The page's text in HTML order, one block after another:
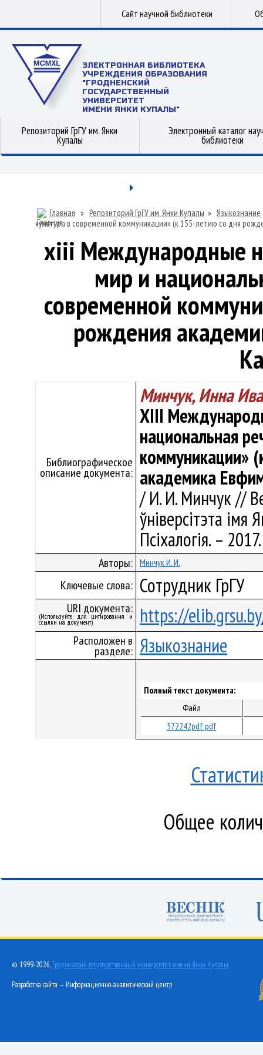
Сайт научной библиотеки
ЭЛЕКТРОННАЯ БИБЛИОТЕКА
УЧРЕЖДЕНИЯ ОБРАЗОВАНИЯ
"ГРОДНЕНСКИЙ
ГОСУДАРСТВЕННЫЙ
УНИВЕРСИТЕТ
ИМЕНИ ЯНКИ КУПАЛЫ"
Репозиторий ГрГУ им. Янки
Купалы
Электронный каталог
библиотеки
Главная » Репозиторий ГрГУ им. Янки Купалы » Языкознание
культура в современной коммуникации» (к 155-летию со дня
xiii Международные
мир и
современной
рождения
Библиографическое
описание документа:
Минчук, Инна
XIII
национальная
коммуникации»
академика
/ И. И. Минчук //
ўніверсітэта імя
Псіхалогія. –
Авторы: Минчук И. И.
Ключевые слова: Сотрудник ГрГУ
URI документа:
(Используйте для цитирования и
ссылки на документ) https://
Расположен в
разделе: Языкознание
Полный текст документа:
Файл
572242pdf.pdf
Общее
© 1999-2026, Гродненский государственный университет имени Янки Купалы
Разработка сайта — Информационно-аналитический центр